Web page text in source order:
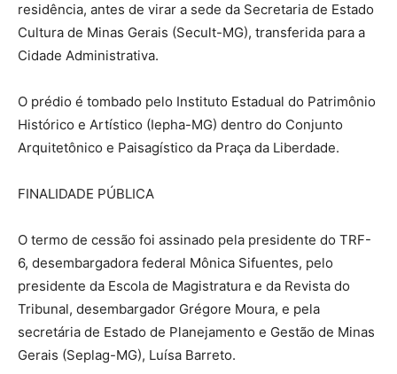
residência, antes de virar a sede da Secretaria de Estado
Cultura de Minas Gerais (Secult-MG), transferida para a
Cidade Administrativa.
O prédio é tombado pelo Instituto Estadual do Patrimônio
Histórico e Artístico (Iepha-MG) dentro do Conjunto
Arquitetônico e Paisagístico da Praça da Liberdade.
FINALIDADE PÚBLICA
O termo de cessão foi assinado pela presidente do TRF-
6, desembargadora federal Mônica Sifuentes, pelo
presidente da Escola de Magistratura e da Revista do
Tribunal, desembargador Grégore Moura, e pela
secretária de Estado de Planejamento e Gestão de Minas
Gerais (Seplag-MG), Luísa Barreto.